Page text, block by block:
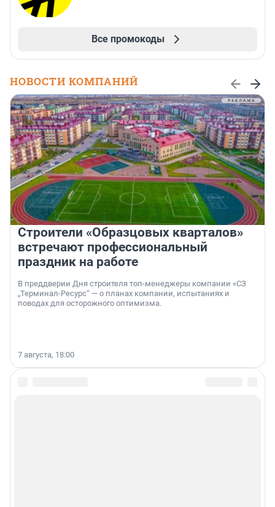
Все промокоды
НОВОСТИ КОМПАНИЙ
Строители «Образцовых кварталов»
встречают профессиональный
праздник на работе
В преддверии Дня строителя топ-менеджеры компании «СЗ
„Терминал-Ресурс“ — о планах компании, испытаниях и
поводах для осторожного оптимизма.
7 августа, 18:00